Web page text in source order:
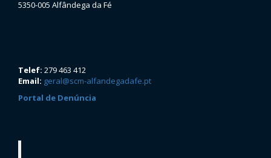
5350-005 Alfândega da Fé
Telef: 279 463 412
Email: geral@scm-alfandegadafe.pt
Portal de Denúncia